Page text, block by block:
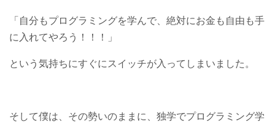
「自分もプログラミングを学んで、絶対にお金も自由も手
に入れてやろう！！！」
という気持ちにすぐにスイッチが入ってしまいました。
そして僕は、その勢いのままに、独学でプログラミング学